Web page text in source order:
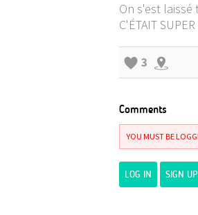
On s'est
C'ÉTAIT
3
Comments
YOU MUST BE
LOG IN SIGN UP